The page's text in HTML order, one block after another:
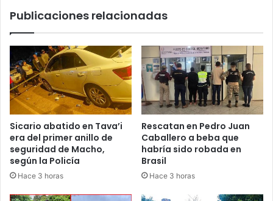
Publicaciones relacionadas
Sicario abatido en Tava’i
era del primer anillo de
seguridad de Macho,
según la Policía
Hace 3 horas
Rescatan en Pedro Juan
Caballero a beba que
habría sido robada en
Brasil
Hace 3 horas